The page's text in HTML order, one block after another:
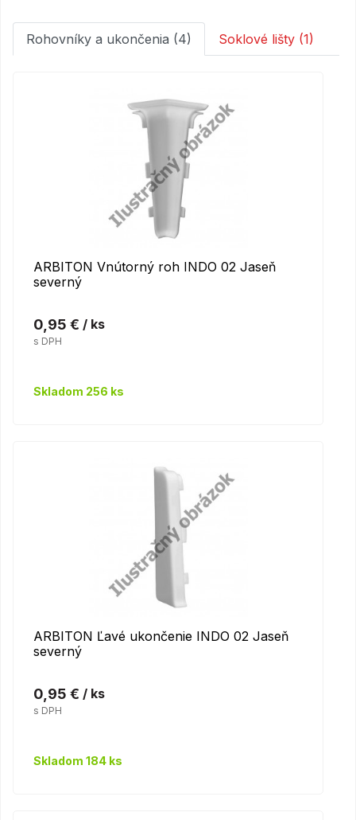
Rohovníky a ukončenia (4) Soklové lišty (1)
ARBITON Vnútorný roh INDO 02 Jaseň
severný
0,95 € / ks
s DPH
Skladom 256 ks
ARBITON Ľavé ukončenie INDO 02 Jaseň
severný
0,95 € / ks
s DPH
Skladom 184 ks